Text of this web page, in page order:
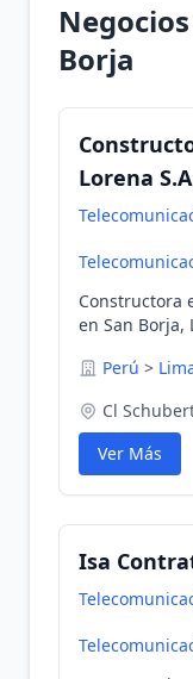
Borja
Lorena
Constructora
en San Borja,
Perú >
Cl
Ver Más
Isa